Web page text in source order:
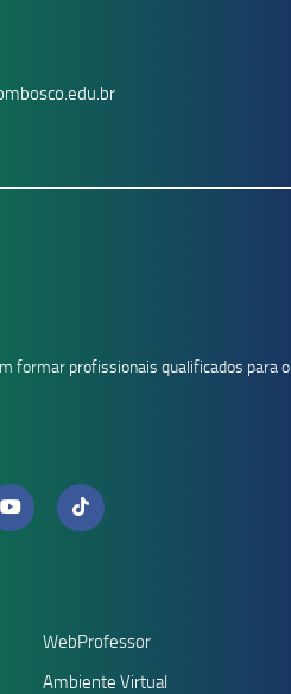
formar profissionais qualificados para o
WebProfessor
Ambiente Virtual